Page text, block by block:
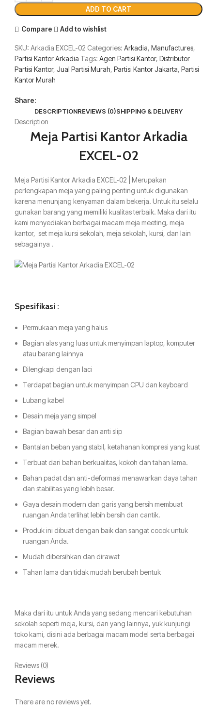
ADD TO CART
Compare Add to wishlist
SKU: Arkadia EXCEL-02 Categories: Arkadia, Manufactures,
Partisi Kantor Arkadia Tags: Agen Partisi Kantor, Distributor
Partisi Kantor, Jual Partisi Murah, Partisi Kantor Jakarta, Partisi
Kantor Murah
Share:
DESCRIPTIONREVIEWS (0)SHIPPING & DELIVERY
Description
Meja Partisi Kantor Arkadia
EXCEL-02
Meja Partisi Kantor Arkadia EXCEL-02 | Merupakan
perlengkapan meja yang paling penting untuk digunakan
karena menunjang kenyaman dalam bekerja. Untuk itu selalu
gunakan barang yang memiliki kualitas terbaik. Maka dari itu
kami menyediakan berbagai macam meja meeting, meja
kantor, set meja kursi sekolah, meja sekolah, kursi, dan lain
sebagainya .
Spesifikasi :
Permukaan meja yang halus
Bagian alas yang luas untuk menyimpan laptop, komputer
atau barang lainnya
Dilengkapi dengan laci
Terdapat bagian untuk menyimpan CPU dan keyboard
Lubang kabel
Desain meja yang simpel
Bagian bawah besar dan anti slip
Bantalan beban yang stabil, ketahanan kompresi yang kuat
Terbuat dari bahan berkualitas, kokoh dan tahan lama.
Bahan padat dan anti-deformasi menawarkan daya tahan
dan stabilitas yang lebih besar.
Gaya desain modern dan garis yang bersih membuat
ruangan Anda terlihat lebih bersih dan cantik.
Produk ini dibuat dengan baik dan sangat cocok untuk
ruangan Anda.
Mudah dibersihkan dan dirawat
Tahan lama dan tidak mudah berubah bentuk
Maka dari itu untuk Anda yang sedang mencari kebutuhan
sekolah seperti meja, kursi, dan yang lainnya, yuk kunjungi
toko kami, disini ada berbagai macam model serta berbagai
macam merek.
Reviews (0)
Reviews
There are no reviews yet.